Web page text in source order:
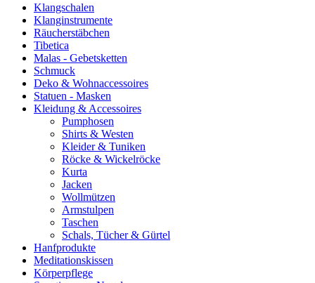
Klangschalen
Klanginstrumente
Räucherstäbchen
Tibetica
Malas - Gebetsketten
Schmuck
Deko & Wohnaccessoires
Statuen - Masken
Kleidung & Accessoires
Pumphosen
Shirts & Westen
Kleider & Tuniken
Röcke & Wickelröcke
Kurta
Jacken
Wollmützen
Armstulpen
Taschen
Schals, Tücher & Gürtel
Hanfprodukte
Meditationskissen
Körperpflege